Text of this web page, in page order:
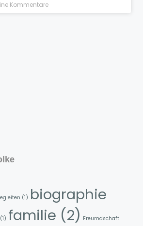
Kommentare
(1) biographie
(1) familie (2) Freumdschaft